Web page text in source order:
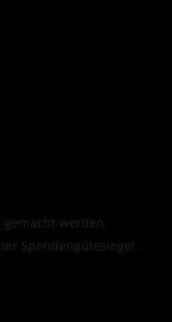
werden.
Spendengütesiegel